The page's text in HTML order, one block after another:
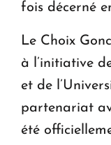
fois décerné
Le Choix
à l’initiative
et de
partenariat
été